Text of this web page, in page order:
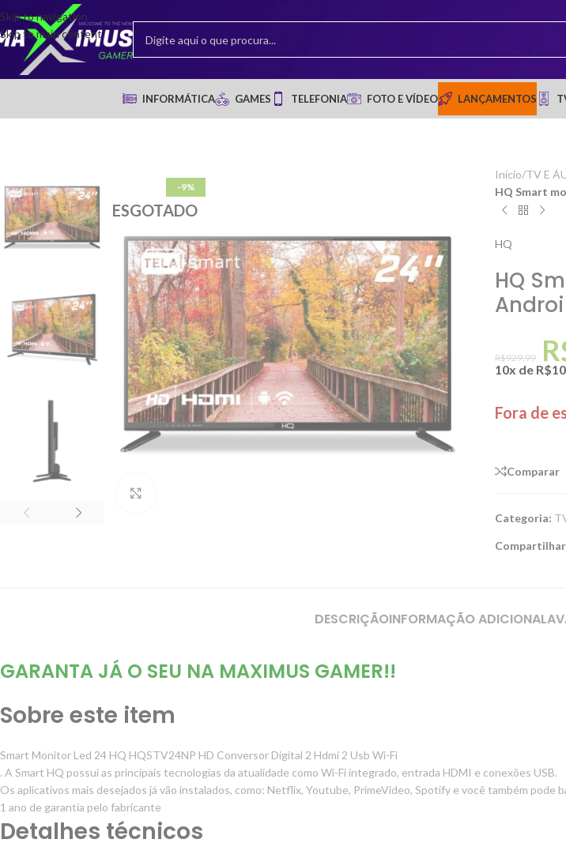
Skip to navigation
Skip to main content
INFORMÁTICA GAMES TELEFONIA FOTO E VÍDEO LANÇAMENTOS
-9%
ESGOTADO
Início/TV E
HQ Smart
HQ
HQ
R$929,99
10x de R$
Fora de
Comparar
Categoria:
DESCRIÇÃOINFORMAÇÃO ADICIONAL
GARANTA JÁ O SEU NA MAXIMUS GAMER!!
Sobre este item
Smart Monitor Led 24 HQ HQSTV24NP HD Conversor Digital 2 Hdmi 2 Usb Wi-Fi
. A Smart HQ possui as principais tecnologias da atualidade como Wi-Fi integrado, entrada HDMI e conexões USB.
Os aplicativos mais desejados já vão instalados, como: Netflix, Youtube, PrimeVideo, Spotify e você também pode
1 ano de garantia pelo fabricante
Detalhes técnicos